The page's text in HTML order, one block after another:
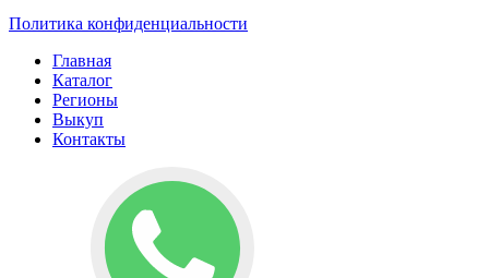
Политика конфиденциальности
Главная
Каталог
Регионы
Выкуп
Контакты